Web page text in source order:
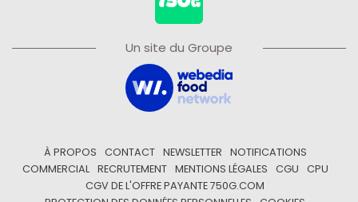
Un site du Groupe
À PROPOS CONTACT NEWSLETTER
NOTIFICATIONS
COMMERCIAL
RECRUTEMENT MENTIONS LÉGALES CGU
CPU
CGV DE L'OFFRE PAYANTE 750G.COM